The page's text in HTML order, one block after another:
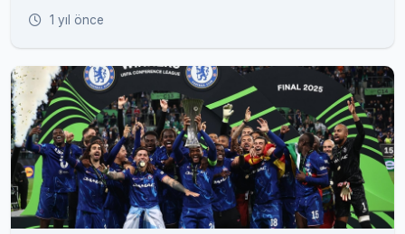
1 yıl önce